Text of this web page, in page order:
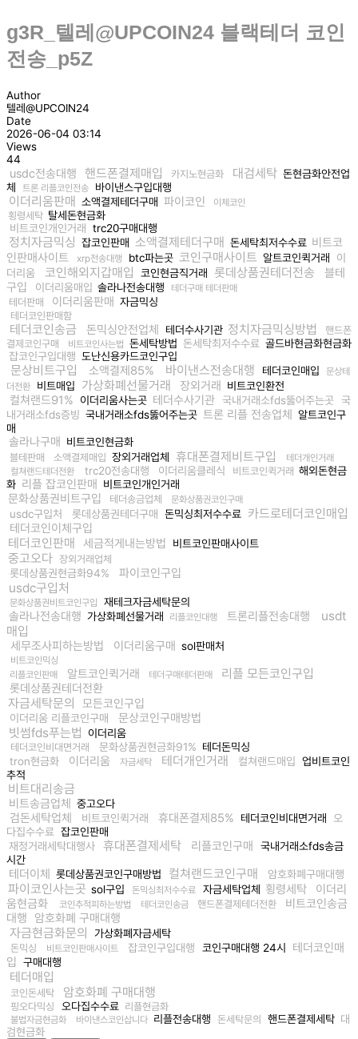
g3R_텔레@UPCOIN24 블랙테더 코인
전송_p5Z
Author
텔레@UPCOIN24
Date
2026-06-04 03:14
Views
44
usdc전송대행 핸드폰결제매입 카지노현금화 대검세탁 돈현금화안전업
체
트론 리플코인전송 바이낸스구입대행
이더리움판매 소액결제테더구매 파이코인 이체코인
횡령세탁 탈세돈현금화
비트코인개인거래
trc20구매대행
정치자금믹싱 잡코인판매 소액결제테더구매 돈세탁최저수수료 비트코
인판매사이트
xrp전송대행 btc파는곳 코인구매사이트 알트코인퀵거래
이
더리움
코인해외지갑매입 코인현금직거래 롯데상품권테더전송
블테
구입
이더리움매입 솔라나전송대행 테더구매 테더판매
테더판매 이더리움판매 자금믹싱
테더코인판매함
테더코인송금 돈믹싱안전업체 테더수사기관 정치자금믹싱방법
핸드폰
결제코인구매
비트코인사는법 돈세탁방법 돈세탁최저수수료 골드바현금화현금화
잡코인구입대행 도난신용카드코인구입
문상비트구입 소액결제85% 바이낸스전송대행 테더코인매입
문상테
더전환
비트매입 가상화폐선물거래 장외거래 비트코인환전
컬쳐랜드91% 이더리움사는곳 테더수사기관 국내거래소fds뚫어주는곳 국
내거래소fds증빙 국내거래소fds뚫어주는곳 트론 리플 전송업체
알트코인구
매
솔라나구매 비트코인현금화
블테판매 소액결제매입 장외거래업체 휴대폰결제비트구입
테더개인거래
컬쳐랜드테더전환
trc20전송대행 이더리움클레식 비트코인퀵거래 해외돈현금
화 리플 잡코인판매 비트코인개인거래
문화상품권비트구입 테더송금업체 문화상품권코인구매
usdc구입처 롯데상품권테더구매 돈믹싱최저수수료 카드로테더코인매입
테더코인이체구입
테더코인판매 세금적게내는방법 비트코인판매사이트
중고오다 장외거래업체
롯데상품권현금화94% 파이코인구입
usdc구입처
문화상품권비트코인구입 재테크자금세탁문의
솔라나전송대행 가상화폐선물거래 리플코인대행 트론리플전송대행
usdt
매입
세무조사피하는방법 이더리움구매 sol판매처
비트코인믹싱
리플코인판매
알트코인퀵거래 테더구매테더판매 리플 모든코인구입
롯데상품권테더전환
자금세탁문의 모든코인구입
이더리움 리플코인구매 문상코인구매방법
빗썸fds푸는법 이더리움
테더코인비대면거래 문화상품권현금화91% 테더돈믹싱
tron현금화
이더리움 자금세탁 테더개인거래 컬쳐랜드매입
업비트코인
추적
비트대리송금
비트송금업체 중고오다
검돈세탁업체 비트코인퀵거래 휴대폰결제85% 테더코인비대면거래
오
다집수수료 잡코인판매
재정거래세탁대행사
휴대폰결제세탁 리플코인구매
국내거래소fds송금
시간
테더이체 롯데상품권코인구매방법 컬쳐랜드코인구매 암호화폐구매대행
파이코인사는곳 sol구입 돈믹싱최저수수료 자금세탁업체 횡령세탁
이더리
움현금화
코인추적피하는방법 테더코인송금 핸드폰결제테더전환
비트코인송금
대행
암호화폐 구매대행
자금현금화문의 가상화폐자금세탁
돈믹싱 비트코인판매사이트 잡코인구입대행 코인구매대행 24시
테더코인매
입
구매대행
테더매입
코인돈세탁 암호화폐 구매대행
핑오다믹싱 오다집수수료 리플현금화
불법자금현금화 바이낸스코인삽니다 리플전송대행 돈세탁문의 핸드폰결제세탁 대
검현금화